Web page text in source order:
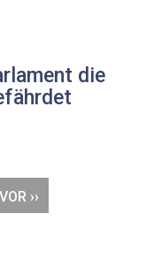
die
NÄCHSTE
SEITE
VOR ››